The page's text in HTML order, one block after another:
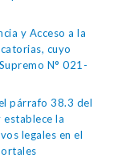
y Acceso a la
cuyo
N° 021-
párrafo 38.3 del
la
legales en el